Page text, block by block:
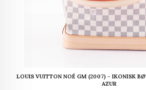
LOUIS VUITTON NOÉ GM (2007) – IKONISK
AZUR